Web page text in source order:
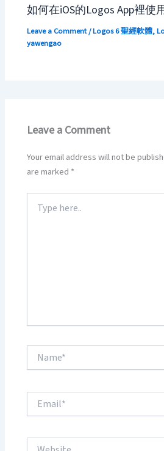
如何在iOS的Logos App裡使
Leave a Comment/Logos 6 聖經軟體,
yawengao
Leave a Comment
Your email address will not be
are marked *
here..
Name*
Website